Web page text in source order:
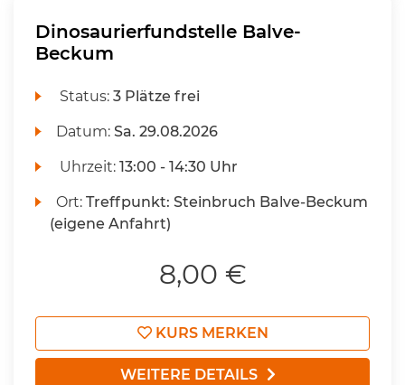
Dinosaurierfundstelle Balve-
Beckum
Status:3 Plätze frei
Datum:Sa. 29.08.2026
Uhrzeit:13:00 - 14:30 Uhr
Ort:Treffpunkt: Steinbruch Balve-Beckum
(eigene Anfahrt)
8,00 €
KURS MERKEN
WEITERE DETAILS